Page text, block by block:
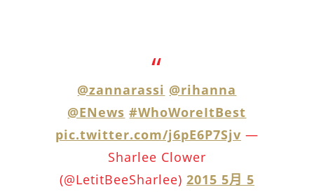
@zannarassi @rihanna
@ENews #WhoWoreItBest
pic.twitter.com/j6pE6P7Sjv —
Sharlee Clower
(@LetitBeeSharlee) 2015 5月 5